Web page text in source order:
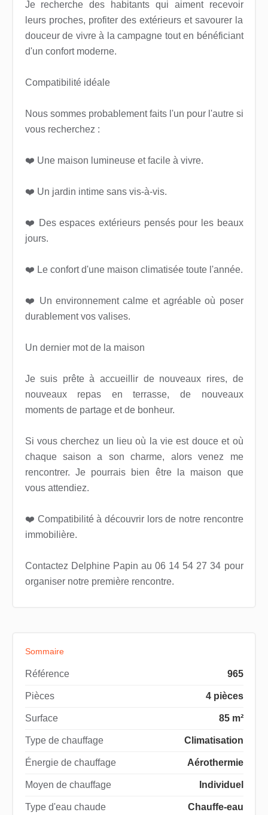
Je recherche des habitants qui aiment recevoir
leurs proches, profiter des extérieurs et savourer la
douceur de vivre à la campagne tout en bénéficiant
d'un confort moderne.
Compatibilité idéale
Nous sommes probablement faits l'un pour l'autre si
vous recherchez :
❤️ Une maison lumineuse et facile à vivre.
❤️ Un jardin intime sans vis-à-vis.
❤️ Des espaces extérieurs pensés pour les beaux
jours.
❤️ Le confort d'une maison climatisée toute l'année.
❤️ Un environnement calme et agréable où poser
durablement vos valises.
Un dernier mot de la maison
Je suis prête à accueillir de nouveaux rires, de
nouveaux repas en terrasse, de nouveaux
moments de partage et de bonheur.
Si vous cherchez un lieu où la vie est douce et où
chaque saison a son charme, alors venez me
rencontrer. Je pourrais bien être la maison que
vous attendiez.
❤️ Compatibilité à découvrir lors de notre rencontre
immobilière.
Contactez Delphine Papin au 06 14 54 27 34 pour
organiser notre première rencontre.
Sommaire
Référence 965
Pièces 4 pièces
Surface 85 m²
Type de chauffage Climatisation
Énergie de chauffage Aérothermie
Moyen de chauffage Individuel
Type d'eau chaude Chauffe-eau